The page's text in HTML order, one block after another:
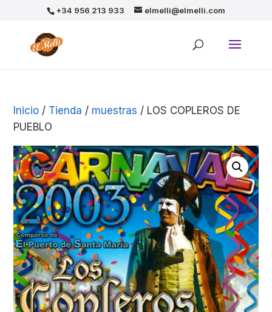
+34 956 213 933 elmelli@elmelli.com
Inicio / Tienda / muestras / LOS COPLEROS DE
PUEBLO